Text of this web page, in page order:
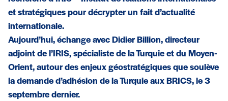
et stratégiques pour décrypter un fait d’actualité
internationale.
Aujourd’hui, échange avec Didier Billion, directeur
adjoint de l’IRIS, spécialiste de la Turquie et du Moyen-
Orient, autour des enjeux géostratégiques que soulève
la demande d’adhésion de la Turquie aux BRICS, le 3
septembre dernier.